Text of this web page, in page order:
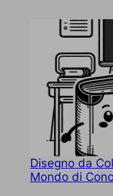
Disegno da
Mondo di